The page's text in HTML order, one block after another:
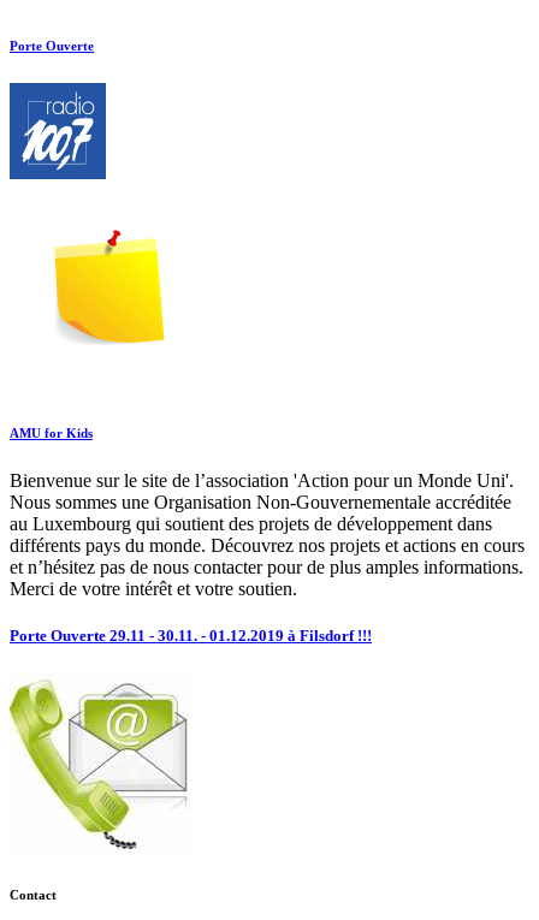
Porte Ouverte
AMU for Kids
Bienvenue sur le site de l’association 'Action pour un Monde Uni'.
Nous sommes une Organisation Non-Gouvernementale accréditée
au Luxembourg qui soutient des projets de développement dans
différents pays du monde. Découvrez nos projets et actions en cours
et n’hésitez pas de nous contacter pour de plus amples informations.
Merci de votre intérêt et votre soutien.
Porte Ouverte 29.11 - 30.11. - 01.12.2019 à Filsdorf !!!
Contact